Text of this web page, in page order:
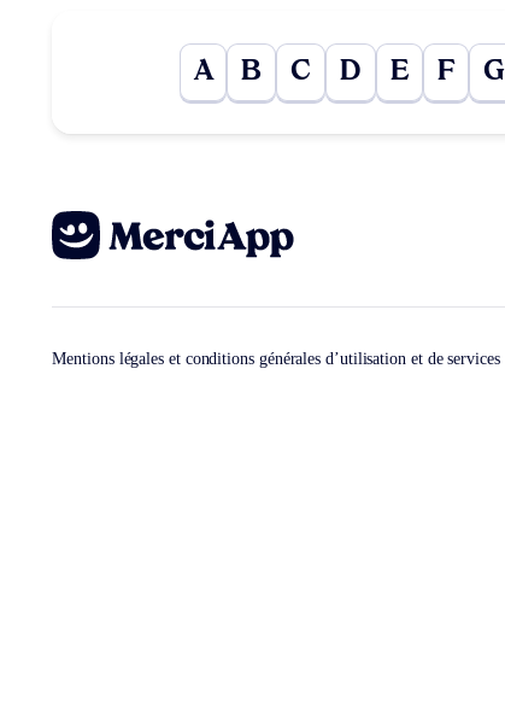
A B C D E F G
Mentions légales et conditions générales d’utilisation et de services